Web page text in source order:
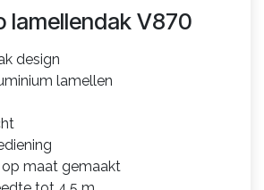
lamellendak V870
design
lamellen
maat gemaakt